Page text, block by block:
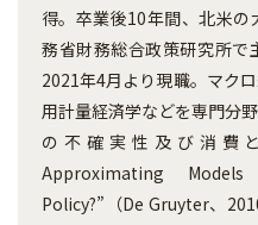
得。卒業後10年間、北米
務省財務総合政策研究所で
2021年4月より現職。マク
用計量経済学などを専門分
の不確実性及び消費
Approximating
Policy?”（De Gruyter、